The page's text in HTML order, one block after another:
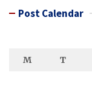
Post Calendar
M T